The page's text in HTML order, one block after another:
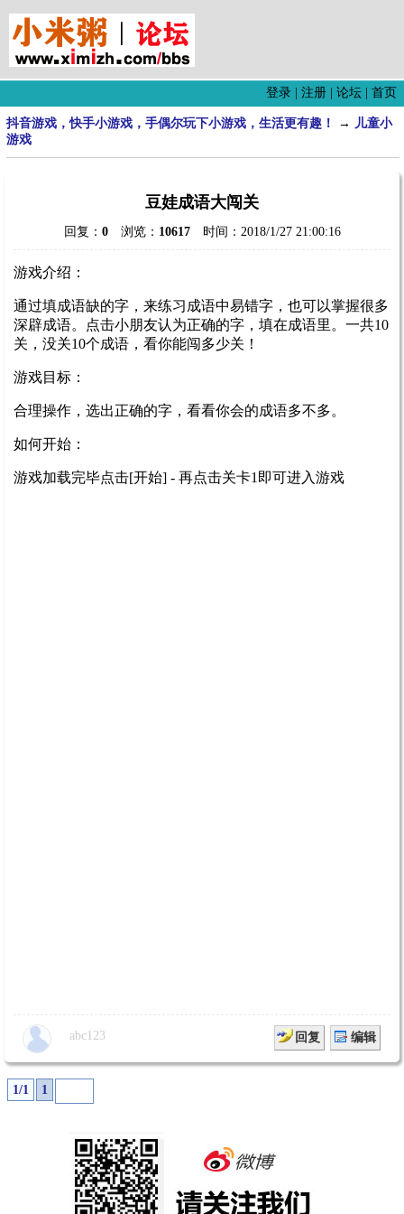
登录 注册 论坛 首页
抖音游戏，快手小游戏，手偶尔玩下小游戏，生活更有趣！ → 儿童小
游戏
豆娃成语大闯关
回复： 0浏览： 10617时间：2018/1/27 21:00:16
游戏介绍：
通过填成语缺的字，来练习成语中易错字，也可以掌握很多
深辟成语。点击小朋友认为正确的字，填在成语里。一共10
关，没关10个成语，看你能闯多少关！
游戏目标：
合理操作，选出正确的字，看看你会的成语多不多。
如何开始：
游戏加载完毕点击[开始] - 再点击关卡1即可进入游戏
abc123 回复 编辑
1/1 1